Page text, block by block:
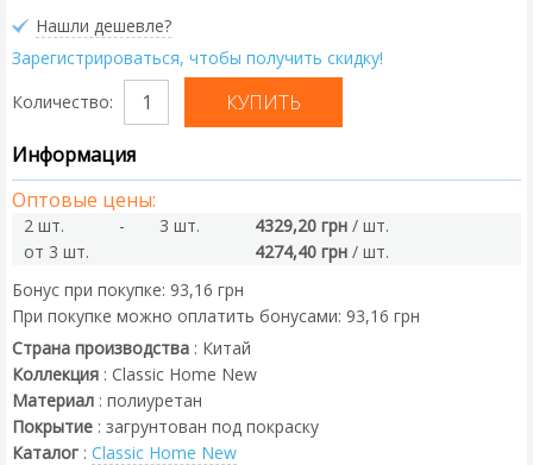
Нашли дешевле?
Зарегистрироваться, чтобы получить скидку!
Количество:
Информация
Оптовые цены:
2 шт. - 3 шт. 4329,20 грн / шт.
от 3 шт.
4274,40 грн / шт.
Бонус при покупке: 93,16 грн
При покупке можно оплатить бонусами: 93,16 грн
Страна производства : Китай
Коллекция : Classic Home New
Материал : полиуретан
Покрытие : загрунтован под покраску
Каталог : Classic Home New